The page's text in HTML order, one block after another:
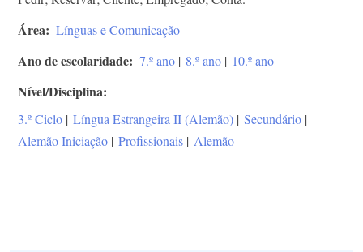
Área Línguas e Comunicação
Ano de escolaridade 7.º ano | 8.º ano | 10.º ano
Nível/Disciplina
3.º Ciclo | Língua Estrangeira II (Alemão) | Secundário |
Alemão Iniciação | Profissionais | Alemão